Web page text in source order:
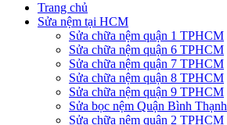
Trang chủ
Sửa nệm tại HCM
Sửa chữa nệm quận 1 TPHCM
Sửa chữa nệm quận 6 TPHCM
Sửa chữa nệm quận 7 TPHCM
Sửa chữa nệm quận 8 TPHCM
Sửa chữa nệm quận 9 TPHCM
Sửa bọc nệm Quận Bình Thạnh
Sửa chữa nệm quận 2 TPHCM